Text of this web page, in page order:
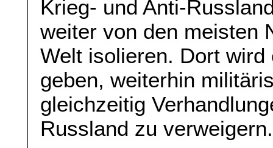
Krieg- und Anti-
weiter von den meisten
Welt isolieren. Dort
geben, weiterhin
gleichzeitig
Russland zu verweigern.